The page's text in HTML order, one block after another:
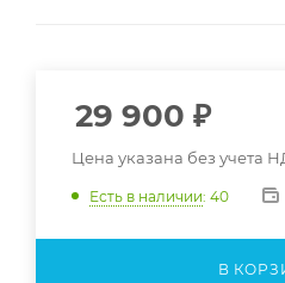
29 900 ₽
Цена указана без учета
Есть в наличии: 40
В